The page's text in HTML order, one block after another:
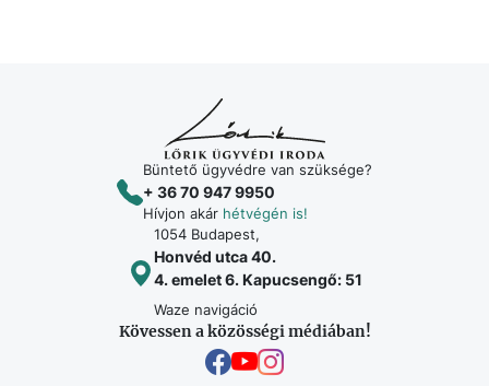
Büntető ügyvédre van szüksége?
+ 36 70 947 9950
Hívjon akár hétvégén is!
1054 Budapest,
Honvéd utca 40.
4. emelet 6. Kapucsengő: 51
Waze navigáció
Kövessen a közösségi médiában!